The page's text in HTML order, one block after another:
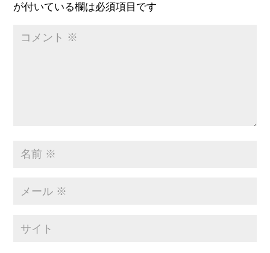
が付いている欄は必須項目です